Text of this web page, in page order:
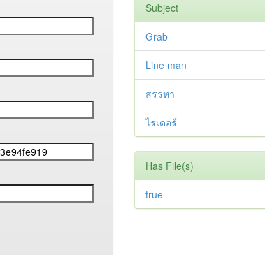
Subject
Grab
Line man
สรรหา
ไรเดอร์
Has File(s)
true